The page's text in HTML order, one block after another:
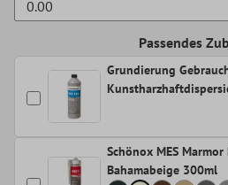
Passendes
Grundierung
Schönox MES
Bahamabeige 300ml